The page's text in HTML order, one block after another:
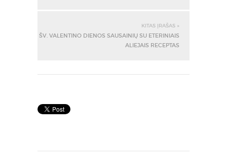
KITAS ĮRAŠAS »
ŠV. VALENTINO DIENOS SAUSAINIŲ SU ETERINIAIS
ALIEJAIS RECEPTAS